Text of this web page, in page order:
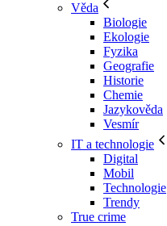
Věda
Biologie
Ekologie
Fyzika
Geografie
Historie
Chemie
Jazykověda
Vesmír
IT a technologie
Digital
Mobil
Technologie
Trendy
True crime